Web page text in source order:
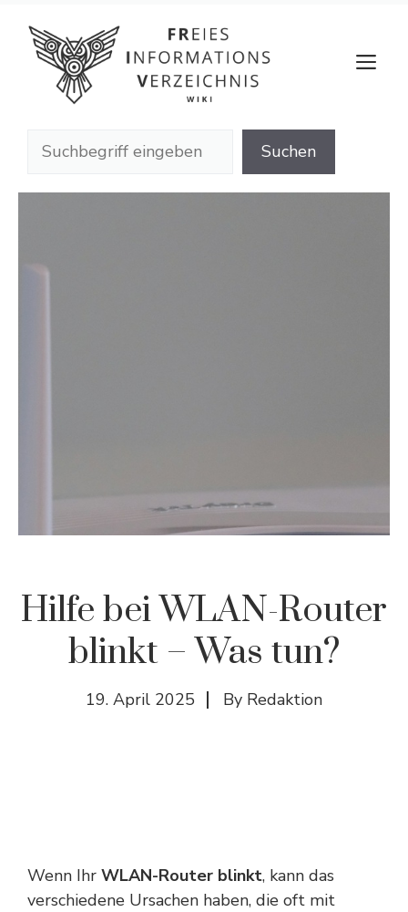
Inhalt
springen
Suchen
Hilfe bei WLAN-Router
blinkt – Was tun?
19. April 2025 By Redaktion
Wenn Ihr WLAN-Router blinkt, kann das
verschiedene Ursachen haben, die oft mit